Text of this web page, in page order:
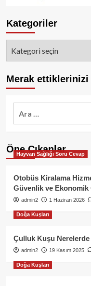
Kategoriler
Merak
Öne Çıkanlar
Hayvan Sağlığı Soru Cevap
Otobüs Kiralama
Güvenlik ve Ekonomik
admin2 1 Haziran 2026
Doğa Kuşları
Çulluk Kuşu Nerelerde
admin2 19 Kasım 2025
Doğa Kuşları